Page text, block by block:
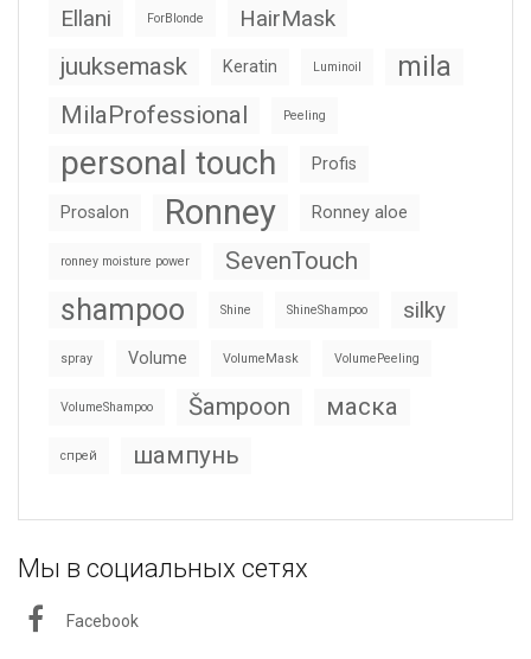
Ellani ForBlonde HairMask
juuksemask Keratin Luminoil mila
MilaProfessional Peeling
personal touch Profis
Prosalon Ronney Ronney aloe
ronney moisture power SevenTouch
shampoo Shine ShineShampoo silky
spray Volume VolumeMask VolumePeeling
VolumeShampoo Šampoon маска
спрей шампунь
Мы в социальных сетях
Facebook